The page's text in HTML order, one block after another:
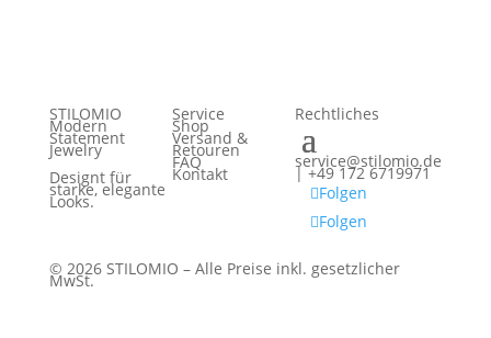
Optionen
können
auf
Produktseite
werden
STILOMIO
Modern
Statement
Jewelry
Designt für
starke, elegante
Looks.
Service
Shop
Versand &
Retouren
FAQ
Kontakt
Rechtliches
service@stilomio.de
| +49 172 6719971
Folgen
Folgen
© 2026 STILOMIO – Alle Preise inkl. gesetzlicher
MwSt.